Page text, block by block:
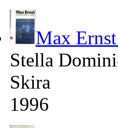
Max
Stella
Skira
1996